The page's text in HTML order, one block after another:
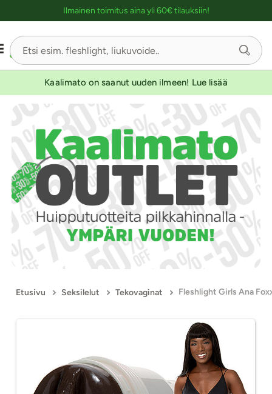
Ilmainen toimitus aina yli 60€ tilauksiin!
Kaalimato on saanut uuden ilmeen! Lue lisää
Etusivu Seksilelut Tekovaginat